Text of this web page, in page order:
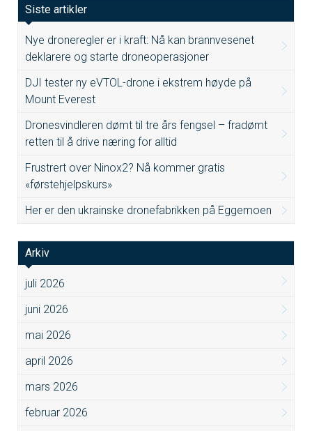
Siste artikler
Nye droneregler er i kraft: Nå kan brannvesenet
deklarere og starte droneoperasjoner
DJI tester ny eVTOL-drone i ekstrem høyde på
Mount Everest
Dronesvindleren dømt til tre års fengsel – fradømt
retten til å drive næring for alltid
Frustrert over Ninox2? Nå kommer gratis
«førstehjelpskurs»
Her er den ukrainske dronefabrikken på Eggemoen
Arkiv
juli 2026
juni 2026
mai 2026
april 2026
mars 2026
februar 2026